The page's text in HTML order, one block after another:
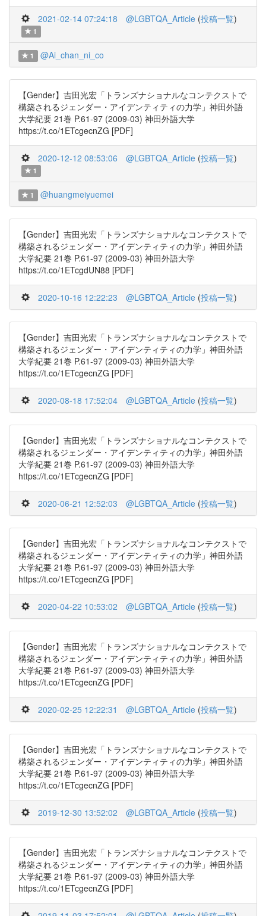
2021-02-14 07:24:18 @LGBTQA_Article (投稿一覧)
1
1 @Ai_chan_ni_co
【Gender】吉田光宏「トランズナショナルなコンテクストで
構築されるジェンダー・アイデンティティの力学」神田外語
大学紀要 21巻 P.61-97 (2009-03) 神田外語大学
https://t.co/1ETcgecnZG [PDF]
2020-12-12 08:53:06 @LGBTQA_Article (投稿一覧)
1
1 @huangmeiyuemei
【Gender】吉田光宏「トランズナショナルなコンテクストで
構築されるジェンダー・アイデンティティの力学」神田外語
大学紀要 21巻 P.61-97 (2009-03) 神田外語大学
https://t.co/1ETcgdUN88 [PDF]
2020-10-16 12:22:23 @LGBTQA_Article (投稿一覧)
【Gender】吉田光宏「トランズナショナルなコンテクストで
構築されるジェンダー・アイデンティティの力学」神田外語
大学紀要 21巻 P.61-97 (2009-03) 神田外語大学
https://t.co/1ETcgecnZG [PDF]
2020-08-18 17:52:04 @LGBTQA_Article (投稿一覧)
【Gender】吉田光宏「トランズナショナルなコンテクストで
構築されるジェンダー・アイデンティティの力学」神田外語
大学紀要 21巻 P.61-97 (2009-03) 神田外語大学
https://t.co/1ETcgecnZG [PDF]
2020-06-21 12:52:03 @LGBTQA_Article (投稿一覧)
【Gender】吉田光宏「トランズナショナルなコンテクストで
構築されるジェンダー・アイデンティティの力学」神田外語
大学紀要 21巻 P.61-97 (2009-03) 神田外語大学
https://t.co/1ETcgecnZG [PDF]
2020-04-22 10:53:02 @LGBTQA_Article (投稿一覧)
【Gender】吉田光宏「トランズナショナルなコンテクストで
構築されるジェンダー・アイデンティティの力学」神田外語
大学紀要 21巻 P.61-97 (2009-03) 神田外語大学
https://t.co/1ETcgecnZG [PDF]
2020-02-25 12:22:31 @LGBTQA_Article (投稿一覧)
【Gender】吉田光宏「トランズナショナルなコンテクストで
構築されるジェンダー・アイデンティティの力学」神田外語
大学紀要 21巻 P.61-97 (2009-03) 神田外語大学
https://t.co/1ETcgecnZG [PDF]
2019-12-30 13:52:02 @LGBTQA_Article (投稿一覧)
【Gender】吉田光宏「トランズナショナルなコンテクストで
構築されるジェンダー・アイデンティティの力学」神田外語
大学紀要 21巻 P.61-97 (2009-03) 神田外語大学
https://t.co/1ETcgecnZG [PDF]